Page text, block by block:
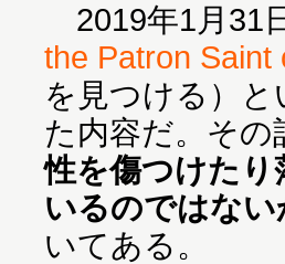
2019年1月31
the Patron Saint
を見つける）
た内容だ。その
性を傷つけた
いるのではな
いてある。